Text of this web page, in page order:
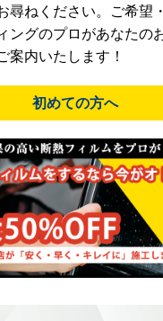
尋ねください。ご希望
ングのプロがあなたの
案内いたします！
初めての方へ